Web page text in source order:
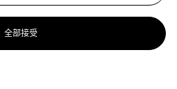
全部接受